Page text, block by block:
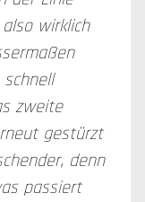
wirklich
zweite
gestürzt
denn
passiert